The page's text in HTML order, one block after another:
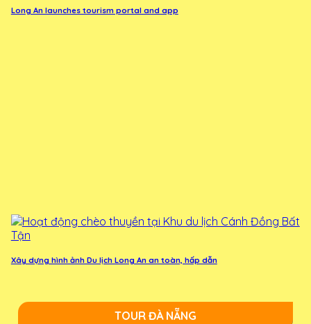
Long An launches tourism portal and app
Xây dựng hình ảnh Du lịch Long An an toàn, hấp dẫn
TOUR ĐÀ NẴNG